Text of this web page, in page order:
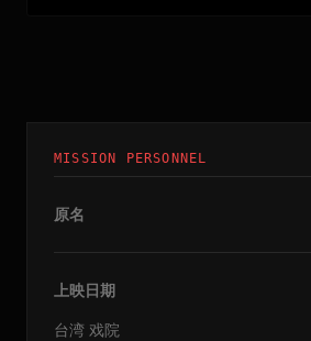
MISSION PERSONNEL
原名
上映日期
台湾 戏院